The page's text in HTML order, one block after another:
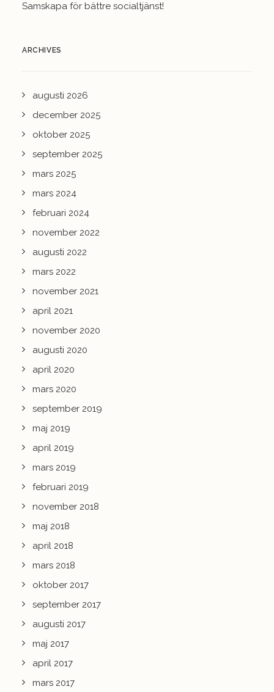
Samskapa för bättre socialtjänst!
ARCHIVES
augusti 2026
december 2025
oktober 2025
september 2025
mars 2025
mars 2024
februari 2024
november 2022
augusti 2022
mars 2022
november 2021
april 2021
november 2020
augusti 2020
april 2020
mars 2020
september 2019
maj 2019
april 2019
mars 2019
februari 2019
november 2018
maj 2018
april 2018
mars 2018
oktober 2017
september 2017
augusti 2017
maj 2017
april 2017
mars 2017